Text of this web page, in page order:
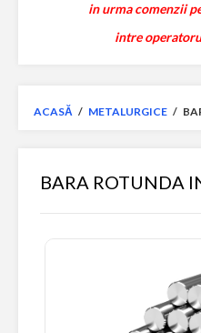
in urma comenzii
intre
ACASĂ / METALURGICE /
BARA ROTUNDA